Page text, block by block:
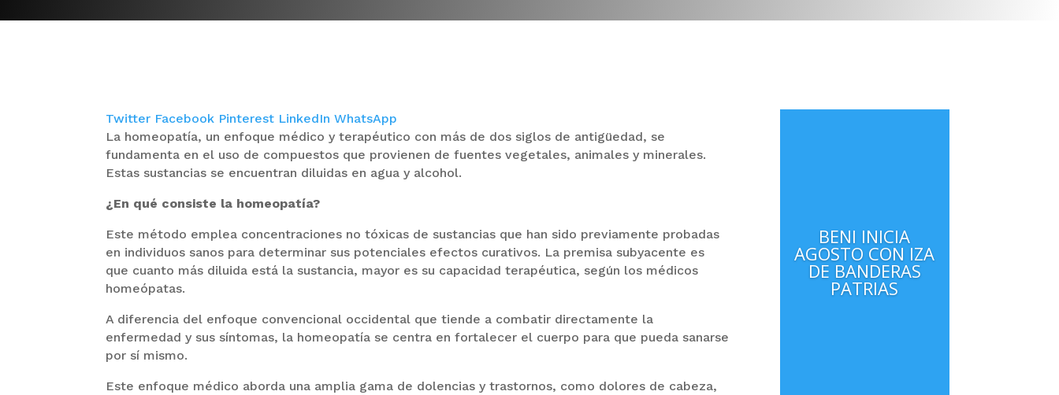
Twitter Facebook Pinterest LinkedInWhatsApp
La homeopatía, un enfoque médico y terapéutico con más de dos siglos de antigüedad, se
fundamenta en el uso de compuestos que provienen de fuentes vegetales, animales y minerales.
Estas sustancias se encuentran diluidas en agua y alcohol.
¿En qué consiste la homeopatía?
Este método emplea concentraciones no tóxicas de sustancias que han sido previamente probadas
en individuos sanos para determinar sus potenciales efectos curativos. La premisa subyacente es
que cuanto más diluida está la sustancia, mayor es su capacidad terapéutica, según los médicos
homeópatas.
A diferencia del enfoque convencional occidental que tiende a combatir directamente la
enfermedad y sus síntomas, la homeopatía se centra en fortalecer el cuerpo para que pueda sanarse
por sí mismo.
Este enfoque médico aborda una amplia gama de dolencias y trastornos, como dolores de cabeza,
BENI INICIA
AGOSTO CON IZA
DE BANDERAS
PATRIAS